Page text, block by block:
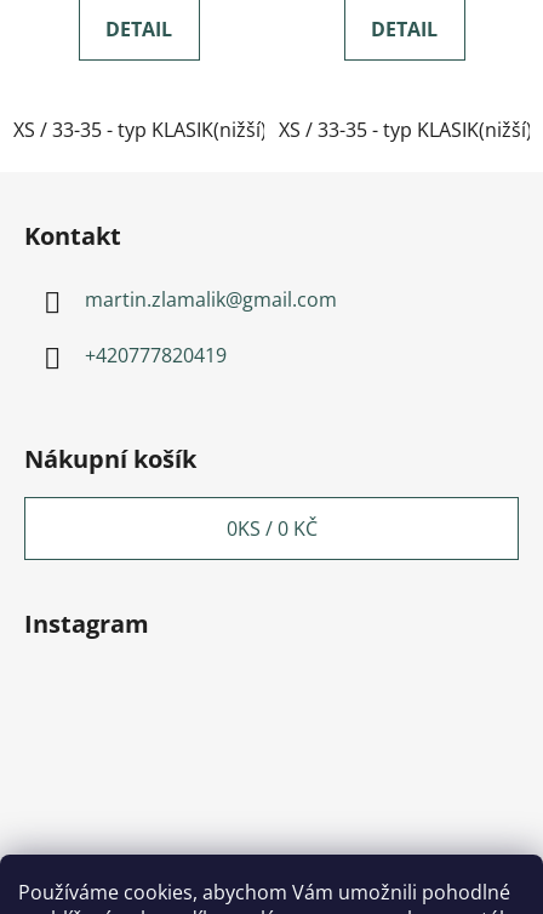
Používáme cookies, abychom Vám umožnili pohodlné
DETAIL
XS / 33-35 - typ KLASIK(nižší)
DETAIL
XS / 33-35 - typ KLASIK(nižší)
Kontakt
martin.zlamalik@gmail.com
+420777820419
Nákupní košík
0KS /0 KČ
Instagram